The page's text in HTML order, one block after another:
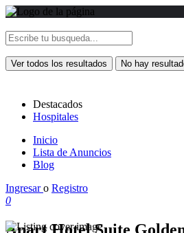
Ver todos los resultados No hay
Destacados
Hospitales
Inicio
Lista de Anuncios
Blog
Ingresaro Registro
0